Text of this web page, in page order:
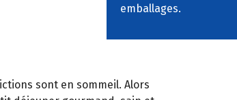
emballages.
sont en sommeil. Alors